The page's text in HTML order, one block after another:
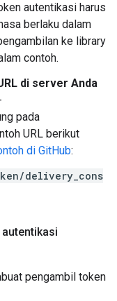
autentikasi harus
berlaku dalam
ke library
contoh.
di server Anda
pada
URL berikut
di GitHub:
delivery_cons
pengambil token